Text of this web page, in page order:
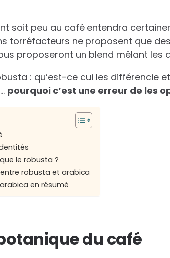
soit peu au café entendra
torréfacteurs ne proposent que
proposeront un blend mêlant les
: qu’est-ce qui les différencie
pourquoi c’est une erreur de les
le robusta ?
robusta et arabica
en résumé
du café